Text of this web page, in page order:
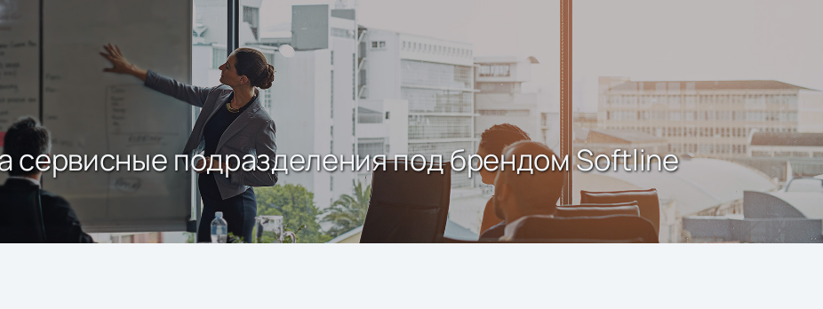
сервисные подразделения под брендом Softline